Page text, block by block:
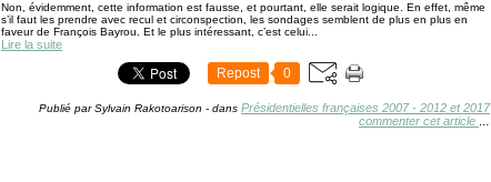
Non, évidemment, cette information est fausse, et pourtant, elle serait logique. En effet, même
s’il faut les prendre avec recul et circonspection, les sondages semblent de plus en plus en
faveur de François Bayrou. Et le plus intéressant, c’est celui...
Lire la suite
Repost 0
Publié par Sylvain Rakotoarison - dans Présidentielles françaises 2007 - 2012 et 2017
commenter cet article